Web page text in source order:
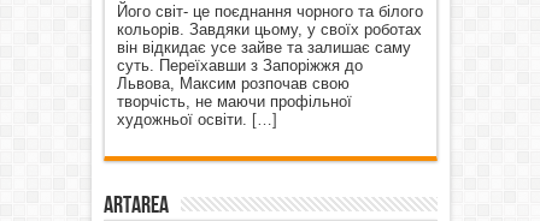
Його світ- це поєднання чорного та білого
кольорів. Завдяки цьому, у своїх роботах
він відкидає усе зайве та залишає саму
суть. Переїхавши з Запоріжжя до
Львова, Максим розпочав свою
творчість, не маючи профільної
художньої освіти.
[…]
ArtArea